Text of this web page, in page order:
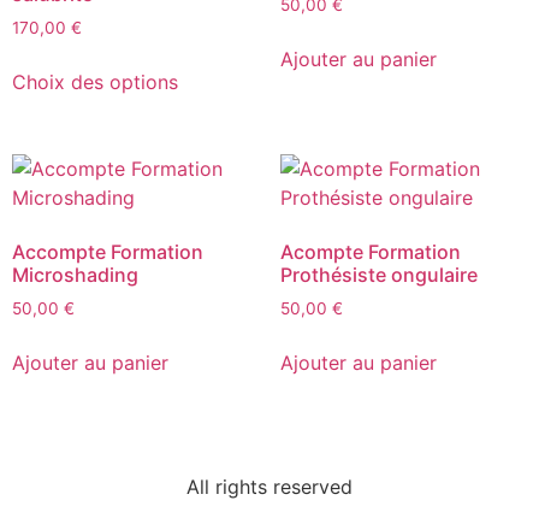
170,00 €
Choix des options
50,00 €
Ajouter au panier
Accompte Formation
Microshading
50,00 €
Ajouter au panier
Acompte Formation
Prothésiste ongulaire
50,00 €
Ajouter au panier
All rights reserved